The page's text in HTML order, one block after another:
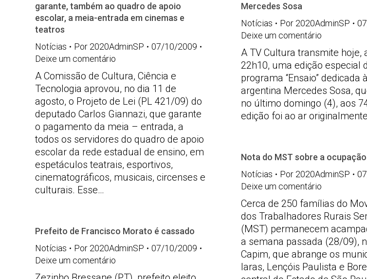
garante, também ao quadro de apoio
escolar, a meia-entrada em cinemas e
teatros
Notícias
Por 2020AdminSP
07/10/2009
Deixe um comentário
A Comissão de Cultura, Ciência e
Tecnologia aprovou, no dia 11 de
agosto, o Projeto de Lei (PL 421/09) do
deputado Carlos Giannazi, que garante
o pagamento da meia – entrada, a
todos os servidores do quadro de apoio
escolar da rede estadual de ensino, em
espetáculos teatrais, esportivos,
cinematográficos, musicais, circenses e
culturais. Esse…
Mercedes Sosa
Notícias
Por 2020AdminSP
Deixe um comentário
A TV Cultura transmite hoje,
22h10, uma edição especial
programa “Ensaio” dedicada
argentina Mercedes Sosa,
no último domingo (4), aos
edição foi ao ar
Nota do MST sobre a
Notícias
Por 2020AdminSP
Deixe um comentário
Cerca de 250 famílias do
dos Trabalhadores Rurais
(MST) permanecem
a semana passada (28/09),
Capim, que abrange os
Iaras, Lençóis Paulista e
Prefeito de Francisco Morato é cassado
Notícias
Por 2020AdminSP
07/10/2009
Deixe um comentário